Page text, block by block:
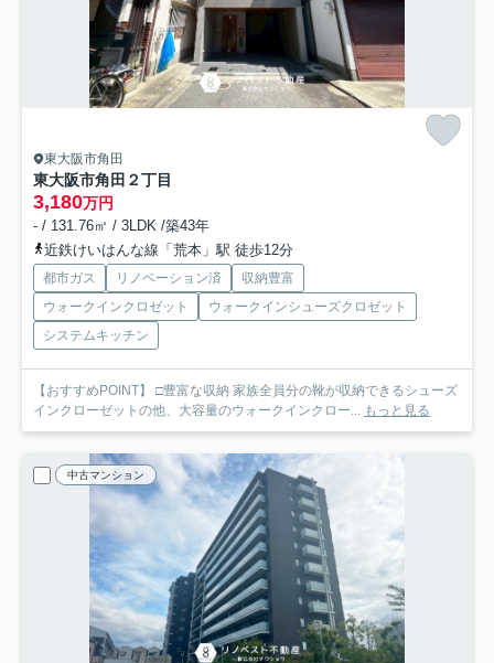
東大阪市角田
東大阪市角田２丁目
3,180万円
- / 131.76㎡ / 3LDK /築43年
近鉄けいはんな線「荒本」駅 徒歩12分
都市ガス リノベーション済
収納豊富
ウォークインクロゼット
ウォークインシューズクロゼット
システムキッチン
【おすすめPOINT】 □豊富な収納 家族全員分の靴が収納できるシューズ
インクローゼットの他、大容量のウォークインクロー...
もっと見る
中古マンション